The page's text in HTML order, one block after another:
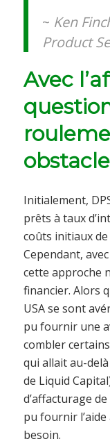
~ Ken
Product
Avec
Initialement,
prêts à taux
coûts initiaux
Cependant,
cette approche
financier. Alors
USA se sont
pu fournir une
combler
qui allait au-
de Liquid
d’affacturage
pu fournir
besoin.